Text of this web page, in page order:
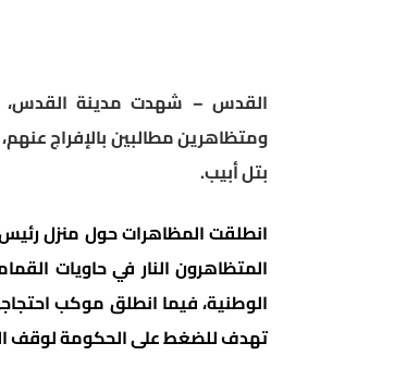
القدس – شهدت مدينة القدس،
ومتظاهرين مطالبين بالإفراج
بتل أبيب.
انطلقت المظاهرات حول منزل
المتظاهرون النار في حاويات
الوطنية، فيما انطلق موكب
تهدف للضغط على الحكومة لوقف